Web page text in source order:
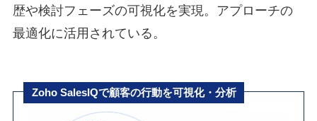
歴や検討フェーズの可視化を実現。アプローチの
最適化に活用されている。
Zoho SalesIQで顧客の行動を可視化・分析